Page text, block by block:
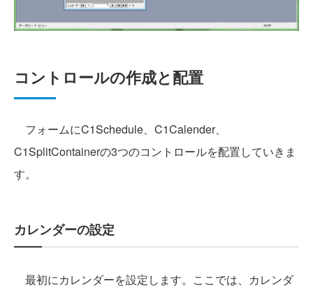
コントロールの作成と配置
フォームにC1Schedule、C1Calender、
C1SplitContainerの3つのコントロールを配置していきま
す。
カレンダーの設定
最初にカレンダーを設定します。ここでは、カレンダ